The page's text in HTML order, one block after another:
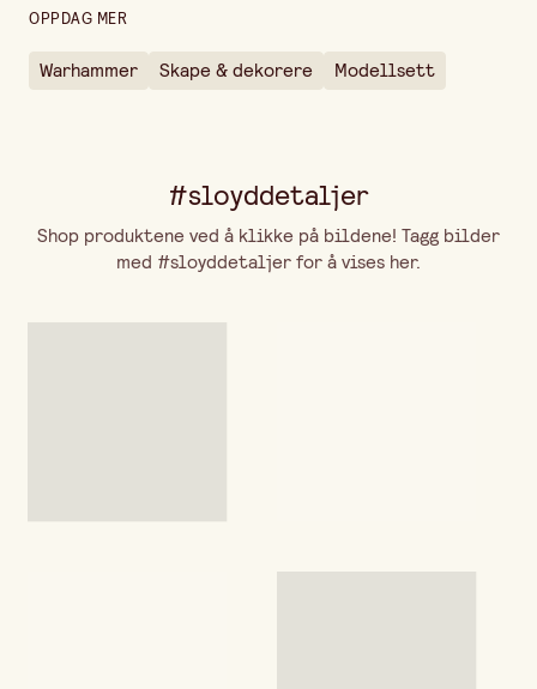
Bredde
OPPDAG MER
Warhammer Skape & dekorere Modellsett
#sloyddetaljer
Shop produktene ved å klikke på bildene! Tagg bilder
med #sloyddetaljer for å vises her.